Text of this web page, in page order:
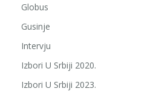
Globus
Gusinje
Intervju
Izbori U Srbiji 2020.
Izbori U Srbiji 2023.